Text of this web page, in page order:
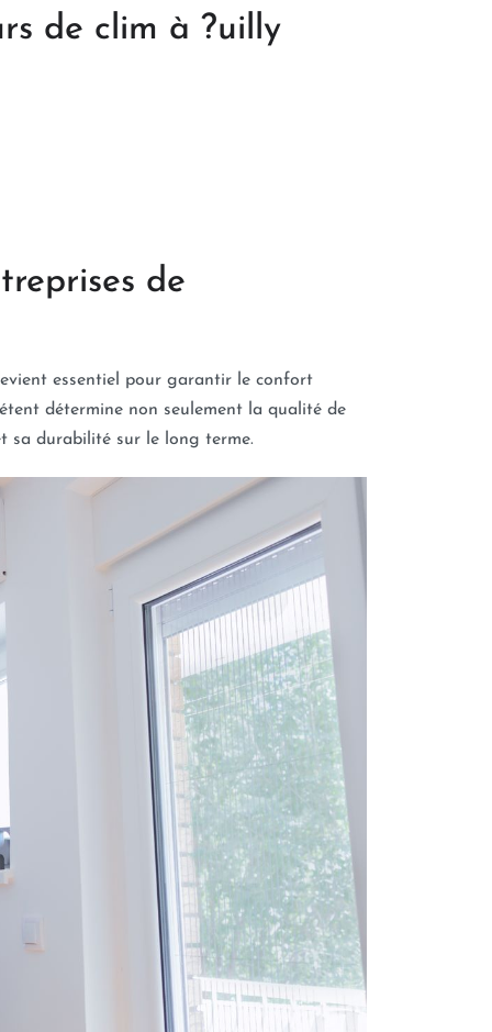
de clim à ?uilly
de
essentiel pour garantir le confort
détermine non seulement la qualité de
sa durabilité sur le long terme.